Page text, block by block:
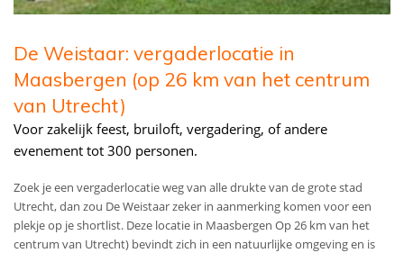
De Weistaar: vergaderlocatie in
Maasbergen (op 26 km van het centrum
van Utrecht)
Voor zakelijk feest, bruiloft, vergadering, of andere
evenement tot 300 personen.
Zoek je een vergaderlocatie weg van alle drukte van de grote stad
Utrecht, dan zou De Weistaar zeker in aanmerking komen voor een
plekje op je shortlist. Deze locatie in Maasbergen Op 26 km van het
centrum van Utrecht) bevindt zich in een natuurlijke omgeving en is